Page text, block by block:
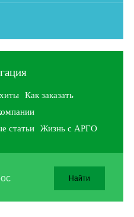
Как заказать
статьи Жизнь с АРГО